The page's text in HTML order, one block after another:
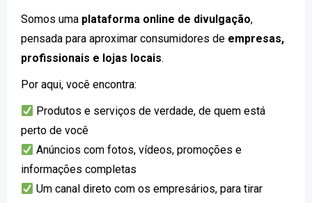
Somos uma plataforma online de divulgação,
pensada para aproximar consumidores de empresas,
profissionais e lojas locais.
Por aqui, você encontra:
Produtos e serviços de verdade, de quem está
perto de você
Anúncios com fotos, vídeos, promoções e
informações completas
Um canal direto com os empresários, para tirar